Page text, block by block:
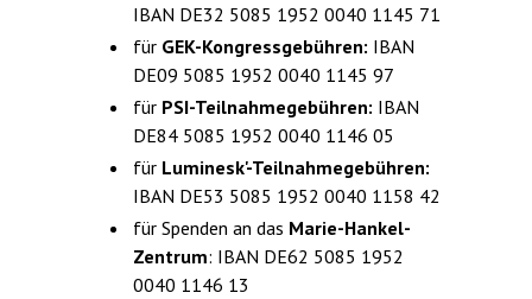
IBAN DE32 5085 1952 0040 1145 71
für GEK-Kongressgebühren: IBAN
DE09 5085 1952 0040 1145 97
für PSI-Teilnahmegebühren: IBAN
DE84 5085 1952 0040 1146 05
für Luminesk'-Teilnahmegebühren:
IBAN DE53 5085 1952 0040 1158 42
für Spenden an das Marie-Hankel-
Zentrum: IBAN DE62 5085 1952
0040 1146 13